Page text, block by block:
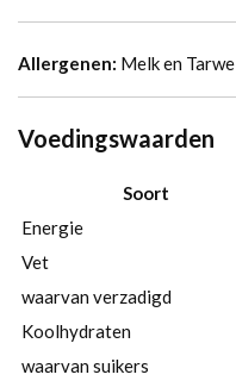
Allergenen: Melk en Tarwe
Voedingswaarden
Soort
Energie
Vet
waarvan verzadigd
Koolhydraten
waarvan suikers